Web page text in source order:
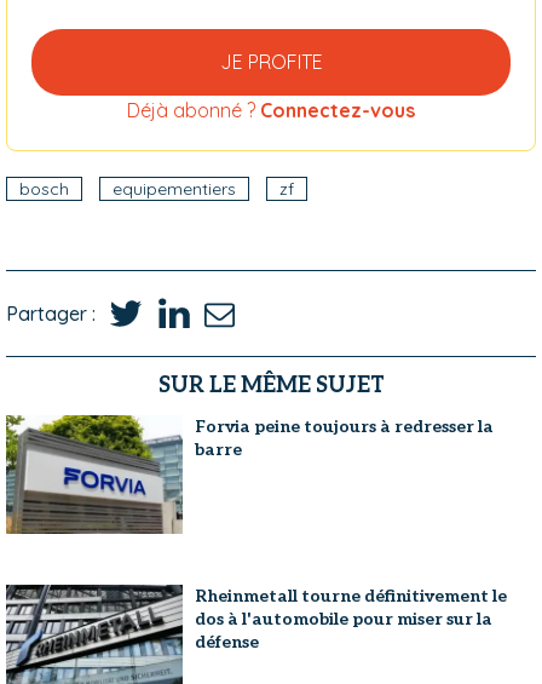
JE PROFITE
Déjà abonné ? Connectez-vous
bosch equipementiers zf
Partager :
SUR LE MÊME SUJET
Forvia peine toujours à redresser la
barre
Rheinmetall tourne définitivement le
dos à l'automobile pour miser sur la
défense